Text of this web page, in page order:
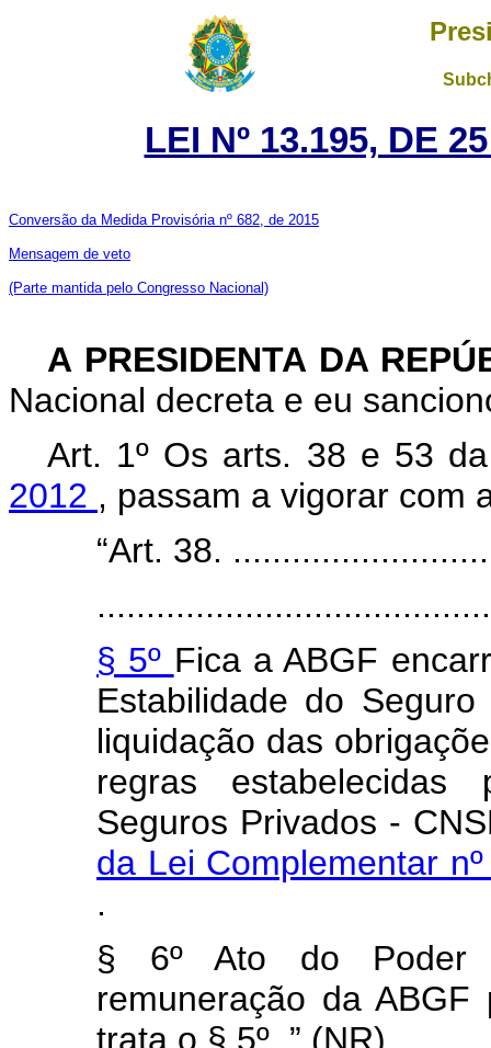
LEI Nº 13.195, DE
Conversão da Medida Provisória nº 682, de 2015
Mensagem de veto
(Parte mantida pelo Congresso Nacional)
A PRESIDENTA DA
Nacional decreta e eu
Art. 1º Os arts. 38 e 53
2012 , passam a vigorar com
“Art. 38.
§ 5º Fica a ABGF
Estabilidade do
liquidação das
regras
Seguros Privados -
da Lei Complementar
.
§ 6º Ato do Poder
remuneração da
trata o § 5º .” (NR)